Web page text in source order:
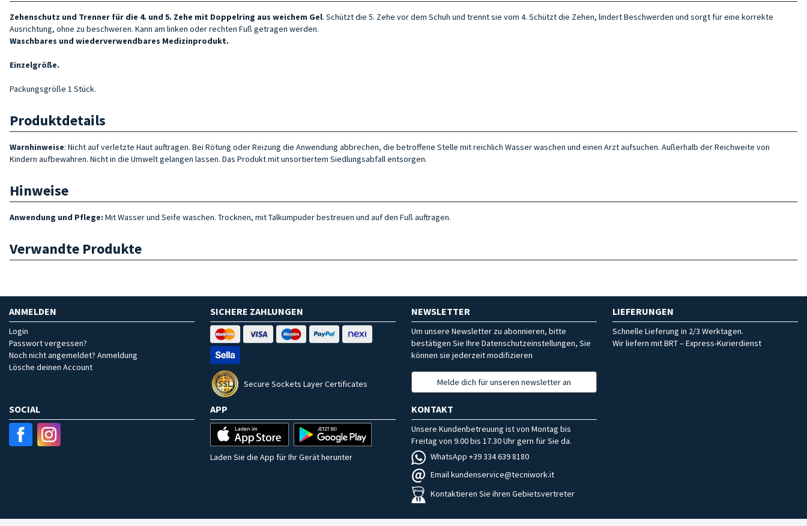
Zehenschutz und Trenner für die 4. und 5. Zehe mit Doppelring aus weichem Gel. Schützt die 5. Zehe vor dem Schuh und trennt sie vom 4. Schützt die Zehen, lindert Beschwerden und sorgt für eine korrekte
Ausrichtung, ohne zu beschweren. Kann am linken oder rechten Fuß getragen werden.
Waschbares und wiederverwendbares Medizinprodukt.
Einzelgröße.
Packungsgröße 1 Stück.
Produktdetails
Warnhinweise: Nicht auf verletzte Haut auftragen. Bei Rötung oder Reizung die Anwendung abbrechen, die betroffene Stelle mit reichlich Wasser waschen und einen Arzt aufsuchen. Außerhalb der Reichweite von
Kindern aufbewahren. Nicht in die Umwelt gelangen lassen. Das Produkt mit unsortiertem Siedlungsabfall entsorgen.
Hinweise
Anwendung und Pflege: Mit Wasser und Seife waschen. Trocknen, mit Talkumpuder bestreuen und auf den Fuß auftragen.
Verwandte Produkte
ANMELDEN
Login
Passwort vergessen?
Noch nicht angemeldet? Anmeldung
Lösche deinen Account
SICHERE ZAHLUNGEN
Secure Sockets Layer Certificates
NEWSLETTER
Um unsere Newsletter zu abonnieren, bitte
bestätigen Sie Ihre Datenschutzeinstellungen, Sie
können sie jederzeit modifizieren
Melde dich für unseren newsletter an
LIEFERUNGEN
Schnelle Lieferung in 2/3 Werktagen.
Wir liefern mit BRT – Express-Kurierdienst
SOCIAL APP
Laden Sie die App für Ihr Gerät herunter
KONTAKT
Unsere Kundenbetreuung ist von Montag bis
Freitag von 9.00 bis 17.30 Uhr gern für Sie da.
WhatsApp +39 334 639 8180
Email kundenservice@tecniwork.it
Kontaktieren Sie ihren Gebietsvertreter